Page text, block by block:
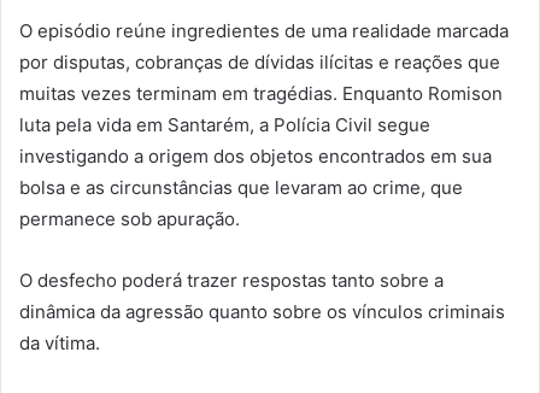
O episódio reúne ingredientes de uma realidade marcada
por disputas, cobranças de dívidas ilícitas e reações que
muitas vezes terminam em tragédias. Enquanto Romison
luta pela vida em Santarém, a Polícia Civil segue
investigando a origem dos objetos encontrados em sua
bolsa e as circunstâncias que levaram ao crime, que
permanece sob apuração.
O desfecho poderá trazer respostas tanto sobre a
dinâmica da agressão quanto sobre os vínculos criminais
da vítima.